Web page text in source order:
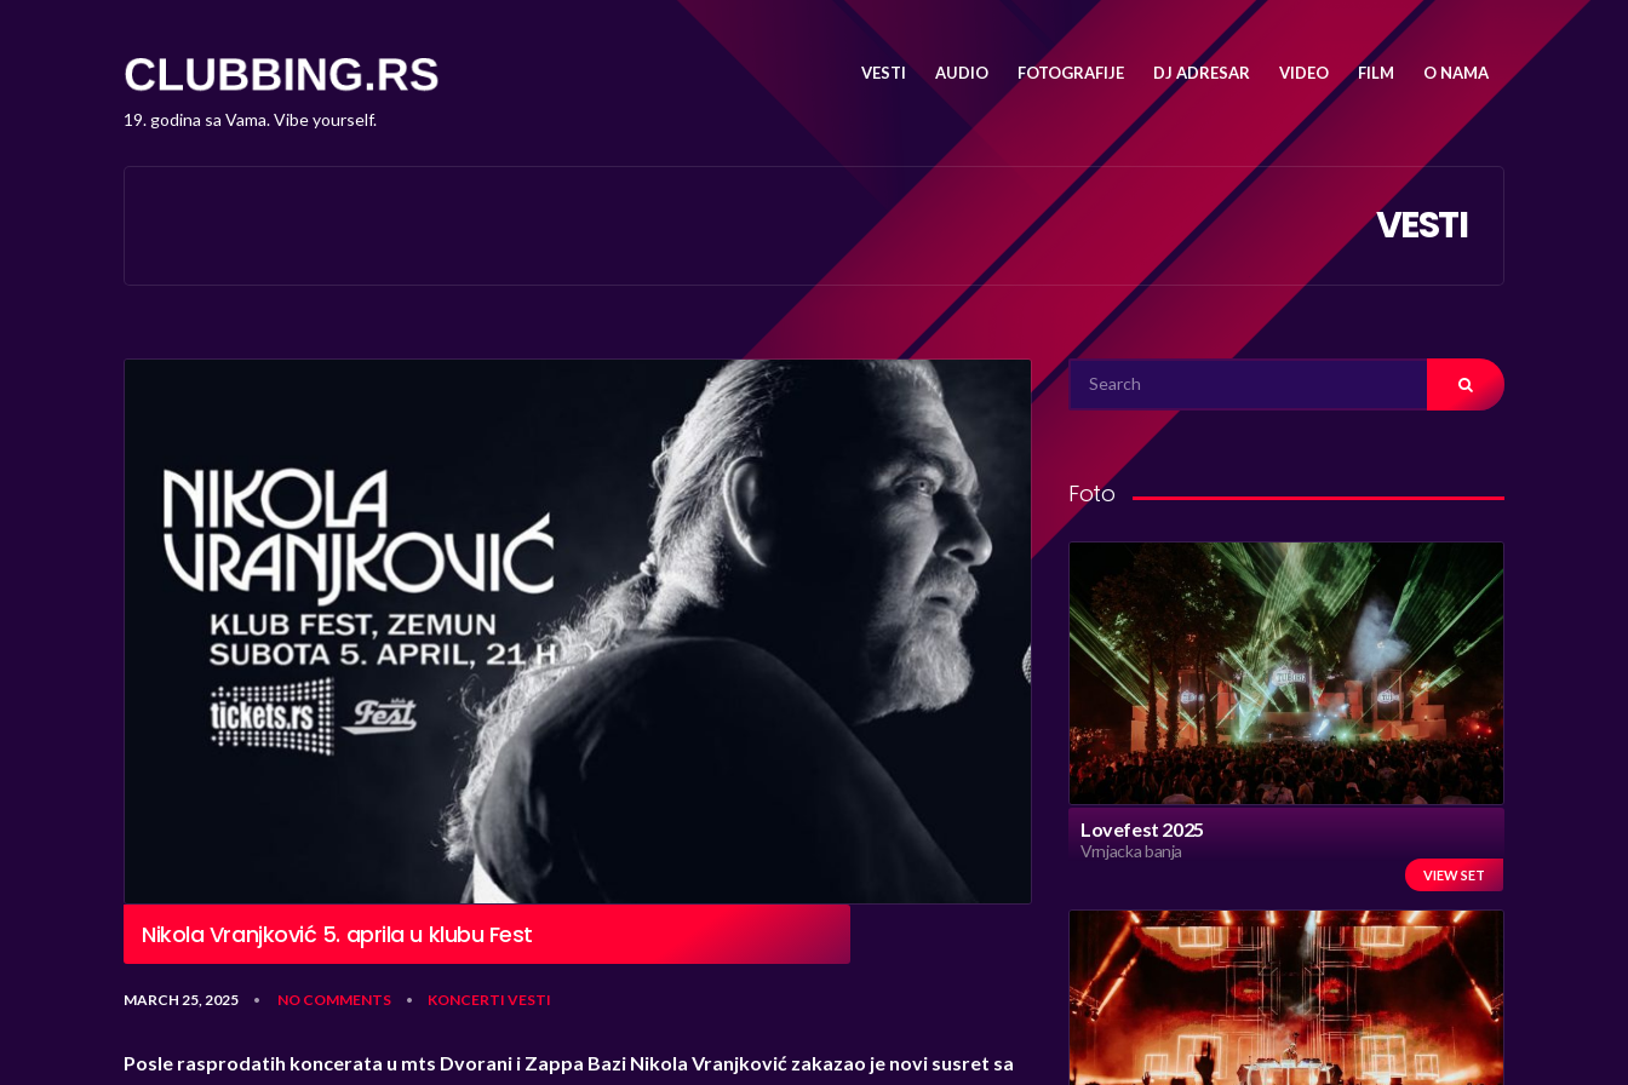
19. godina sa Vama. Vibe yourself.
VESTI AUDIO FOTOGRAFIJE DJ ADRESAR VIDEO FILM O NAMA
VESTI
Nikola Vranjković 5. aprila u klubu Fest
MARCH 25, 2025 • NO COMMENTS • KONCERTI VESTI
Posle rasprodatih koncerata u mts Dvorani i Zappa Bazi Nikola Vranjković zakazao je novi susret sa
SEARCH
FOR:
Foto
Lovefest 2025
Vrnjacka banja
VIEW SET